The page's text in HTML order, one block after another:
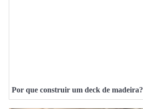
Por que construir um deck de madeira?